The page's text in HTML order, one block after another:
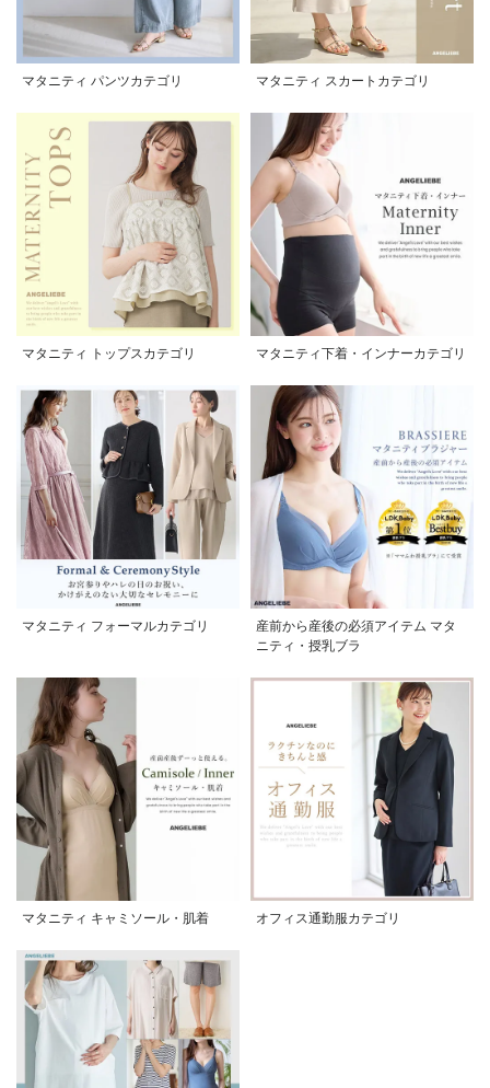
マタニティ パンツカテゴリ マタニティ スカートカテゴリ
マタニティ トップスカテゴリ マタニティ下着・インナーカテゴリ
マタニティ フォーマルカテゴリ
産前から産後の必須アイテム マタ
ニティ・授乳ブラ
マタニティ キャミソール・肌着 オフィス通勤服カテゴリ